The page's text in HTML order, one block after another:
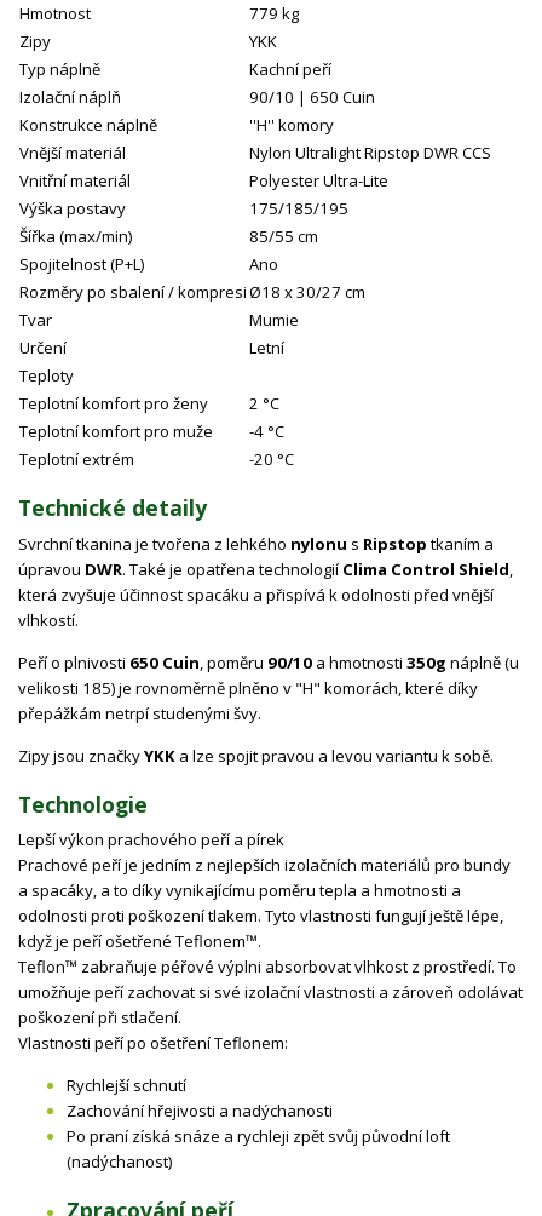
Hmotnost
779 kg
Zipy
YKK
Typ náplně
Kachní peří
Izolační náplň
90/10 | 650 Cuin
Konstrukce náplně
''H'' komory
Vnější materiál
Nylon Ultralight Ripstop DWR CCS
Vnitřní materiál
Polyester Ultra-Lite
Výška postavy
175/185/195
Šířka (max/min)
85/55 cm
Spojitelnost (P+L)
Ano
Rozměry po sbalení / kompresiØ18 x 30/27 cm
Tvar
Mumie
Určení
Letní
Teploty
Teplotní komfort pro ženy
2 °C
Teplotní komfort pro muže
-4 °C
Teplotní extrém
-20 °C
Technické detaily
Svrchní tkanina je tvořena z lehkého nylonu s Ripstop tkaním a
úpravou DWR. Také je opatřena technologií Clima Control Shield,
která zvyšuje účinnost spacáku a přispívá k odolnosti před vnější
vlhkostí.
Peří o plnivosti 650 Cuin, poměru 90/10 a hmotnosti 350g náplně (u
velikosti 185) je rovnoměrně plněno v "H" komorách, které díky
přepážkám netrpí studenými švy.
Zipy jsou značkyYKK a lze spojit pravou a levou variantu k sobě.
Technologie
Lepší výkon prachového peří a pírek
Prachové peří je jedním z nejlepších izolačních materiálů pro bundy
a spacáky, a to díky vynikajícímu poměru tepla a hmotnosti a
odolnosti proti poškození tlakem. Tyto vlastnosti fungují ještě lépe,
když je peří ošetřené Teflonem™.
Teflon™ zabraňuje péřové výplni absorbovat vlhkost z prostředí. To
umožňuje peří zachovat si své izolační vlastnosti a zároveň odolávat
poškození při stlačení.
Vlastnosti peří po ošetření Teflonem:
Rychlejší schnutí
Zachování hřejivosti a nadýchanosti
Po praní získá snáze a rychleji zpět svůj původní loft
(nadýchanost)
Zpracování peří